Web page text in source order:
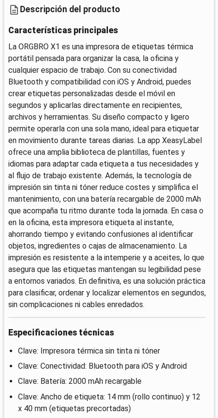
Descripción del producto
Características principales
La ORGBRO X1 es una impresora de etiquetas térmica
portátil pensada para organizar la casa, la oficina y
cualquier espacio de trabajo. Con su conectividad
Bluetooth y compatibilidad con iOS y Android, puedes
crear etiquetas personalizadas desde el móvil en
segundos y aplicarlas directamente en recipientes,
archivos y herramientas. Su diseño compacto y ligero
permite operarla con una sola mano, ideal para etiquetar
en movimiento durante tareas diarias. La app XeasyLabel
ofrece una amplia biblioteca de plantillas, fuentes y
idiomas para adaptar cada etiqueta a tus necesidades y
al flujo de trabajo existente. Además, la tecnología de
impresión sin tinta ni tóner reduce costes y simplifica el
mantenimiento, con una batería recargable de 2000 mAh
que acompaña tu ritmo durante toda la jornada. En casa o
en la oficina, esta impresora etiqueta al instante,
ahorrando tiempo y evitando confusiones al identificar
objetos, ingredientes o cajas de almacenamiento. La
impresión es resistente a la intemperie y a aceites, lo que
asegura que las etiquetas mantengan su legibilidad pese
a entornos variados. En definitiva, es una solución práctica
para clasificar, ordenar y localizar elementos en segundos,
sin complicaciones ni cables enredados.
Especificaciones técnicas
Clave: Impresora térmica sin tinta ni tóner
Clave: Conectividad: Bluetooth para iOS y Android
Clave: Batería: 2000 mAh recargable
Clave: Ancho de etiqueta: 14 mm (rollo continuo) y 12
x 40 mm (etiquetas precortadas)